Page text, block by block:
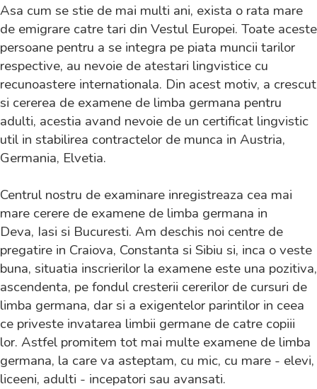
Asa cum se stie de mai multi ani, exista o rata mare
de emigrare catre tari din Vestul Europei. Toate aceste
persoane pentru a se integra pe piata muncii tarilor
respective, au nevoie de atestari lingvistice cu
recunoastere internationala. Din acest motiv, a crescut
si cererea de examene de limba germana pentru
adulti, acestia avand nevoie de un certificat lingvistic
util in stabilirea contractelor de munca in Austria,
Germania, Elvetia.
Centrul nostru de examinare inregistreaza cea mai
mare cerere de examene de limba germana in
Deva, Iasi si Bucuresti. Am deschis noi centre de
pregatire in Craiova, Constanta si Sibiu si, inca o veste
buna, situatia inscrierilor la examene este una pozitiva,
ascendenta, pe fondul cresterii cererilor de cursuri de
limba germana, dar si a exigentelor parintilor in ceea
ce priveste invatarea limbii germane de catre copiii
lor. Astfel promitem tot mai multe examene de limba
germana, la care va asteptam, cu mic, cu mare - elevi,
liceeni, adulti - incepatori sau avansati.